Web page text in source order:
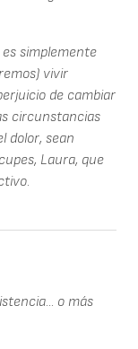
simplemente
vivir
de cambiar
circunstancias
dolor, sean
Laura, que
o más